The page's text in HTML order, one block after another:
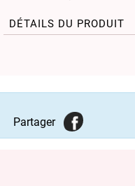
DÉTAILS DU PRODUIT
Partager